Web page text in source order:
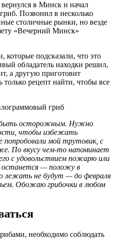
в Минск и начал
Позвонил в несколько
столичные рынки, но везде
«Вечерний Минск»
подсказали, что это
обладатель находки решил,
а другую приготовит
рецепт найти, чтобы все
быть осторожным. Нужно
чтобы избежать
мой трутовик, с
По вкусу чем-то напоминает
с удовольствием пожарю или
останется — положу в
лежать не будут — до февраля
Обожаю грибочки в любом
необходимо соблюдать